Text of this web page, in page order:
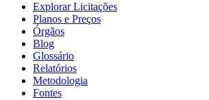
Explorar Licitações
Planos e Preços
Órgãos
Blog
Glossário
Relatórios
Metodologia
Fontes